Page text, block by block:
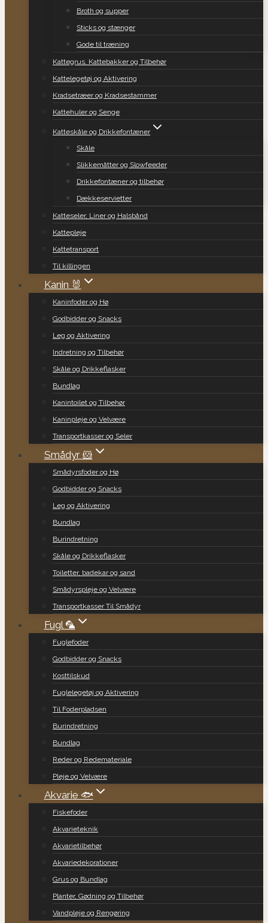
Broth og supper
Sticks og stænger
Gode til træning
Kattegrus, Kattebakker og Tilbehør
Kattelegetøj og Aktivering
Kradsetræer og Kradsestammer
Kattehuler og Senge
Katteskåle og Drikkefontæner
Skåle
Slikkemåtter og Slowfeeder
Drikkefontæner og tilbehør
Dækkeservietter
Katteseler, Liner og Halsbånd
Kattepleje
Kattetransport
Til killingen
Kanin 🐰
Kaninfoder og Hø
Godbidder og Snacks
Leg og Aktivering
Indretning og Tilbehør
Skåle og Drikkeflasker
Bundlag
Kanintoilet og Tilbehør
Kaninpleje og Velvære
Transportkasser og Seler
Smådyr 🐹
Smådyrsfoder og Hø
Godbidder og Snacks
Leg og Aktivering
Bundlag
Burindretning
Skåle og Drikkeflasker
Toiletter, badekar og sand
Smådyrspleje og Velvære
Transportkasser Til Smådyr
Fugl 🦜
Fuglefoder
Godbidder og Snacks
Kosttilskud
Fuglelegetøj og Aktivering
Til Foderpladsen
Burindretning
Bundlag
Reder og Redemateriale
Pleje og Velvære
Akvarie 🐟
Fiskefoder
Akvarieteknik
Akvarietilbehør
Akvariedekorationer
Grus og Bundlag
Planter, Gødning og Tilbehør
Vandpleje og Rengøring